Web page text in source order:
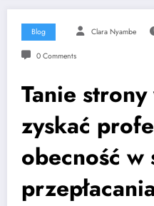
Blog Clara Nyambe
0 Comments
Tanie
zyskać
obecność w